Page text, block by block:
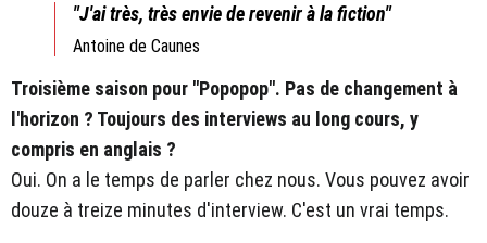
"J'ai très, très envie de revenir à la fiction"
Antoine de Caunes
Troisième saison pour "Popopop". Pas de changement à
l'horizon ? Toujours des interviews au long cours, y
compris en anglais ?
Oui. On a le temps de parler chez nous. Vous pouvez avoir
douze à treize minutes d'interview. C'est un vrai temps.